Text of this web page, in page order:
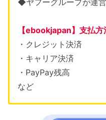
【ebookjapan】支払方
・クレジット決済
・キャリア決済
・PayPay残高
など